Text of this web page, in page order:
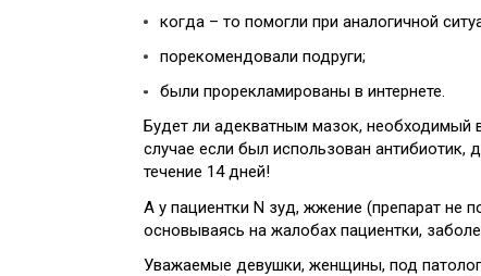
когда – то помогли при аналогичной
порекомендовали подруги;
были прорекламированы в интернете.
Будет ли адекватным мазок, необходимый
случае если был использован антибиотик,
течение 14 дней!
А у пациентки N зуд, жжение (препарат не
основываясь на жалобах пациентки,
Уважаемые девушки, женщины, под